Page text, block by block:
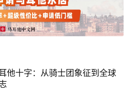
他十字：从骑士团象征到全球